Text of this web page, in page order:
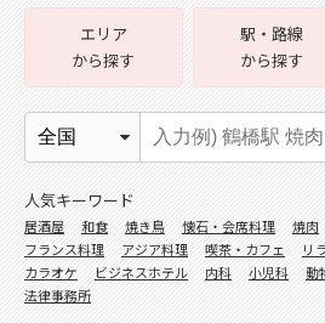
エリア
から探す
駅・路線
から探す
人気キーワード
居酒屋 和食 焼き鳥 懐石・会席料理 焼肉
フランス料理
アジア料理 喫茶・カフェ リ
カラオケ
ビジネスホテル 内科 小児科 動
法律事務所